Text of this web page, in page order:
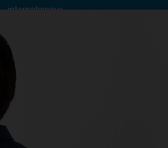
internationaux